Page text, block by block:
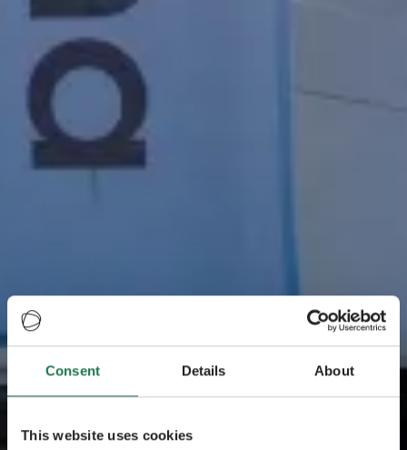
Consent Details About
This website uses cookies